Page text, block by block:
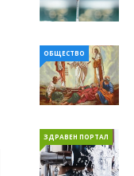
ОБЩЕСТВО
ЗДРАВЕН ПОРТАЛ